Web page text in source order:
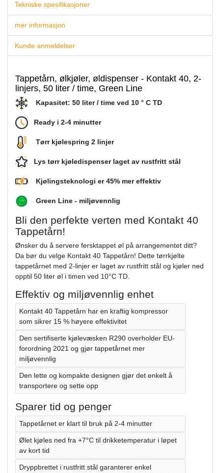
Tekniske spesifikasjoner
mer informasjon
Kunde anmeldelser
Tappetårn, ølkjøler, øldispenser - Kontakt 40, 2-
linjers, 50 liter / time, Green Line
Kapasitet: 50 liter / time ved 10 ° C TD
Ready i 2-4 minutter
Tørr kjølespring 2 linjer
Lys tørr kjøledispenser laget av rustfritt stål
Kjølingsteknologi er 45% mer effektiv
Green Line - miljøvennlig
Bli den perfekte verten med Kontakt 40
Tappetårn!
Ønsker du å servere fersktappet øl på arrangementet ditt?
Da bør du velge Kontakt 40 Tappetårn! Dette tørrkjølte
tappetårnet med 2-linjer er laget av rustfritt stål og kjøler ned
opptil 50 liter øl i timen ved 10°C TD.
Effektiv og miljøvennlig enhet
Kontakt 40 Tappetårn har en kraftig kompressor
som sikrer 15 % høyere effektivitet
Den sertifiserte kjølevæsken R290 overholder EU-
forordning 2021 og gjør tappetårnet mer
miljøvennlig
Den lette og kompakte designen gjør det enkelt å
transportere og sette opp
Sparer tid og penger
Tappetårnet er klart til bruk på 2-4 minutter
Ølet kjøles ned fra +7°C til drikketemperatur i løpet
av kort tid
Dryppbrettet i rustfritt stål garanterer enkel